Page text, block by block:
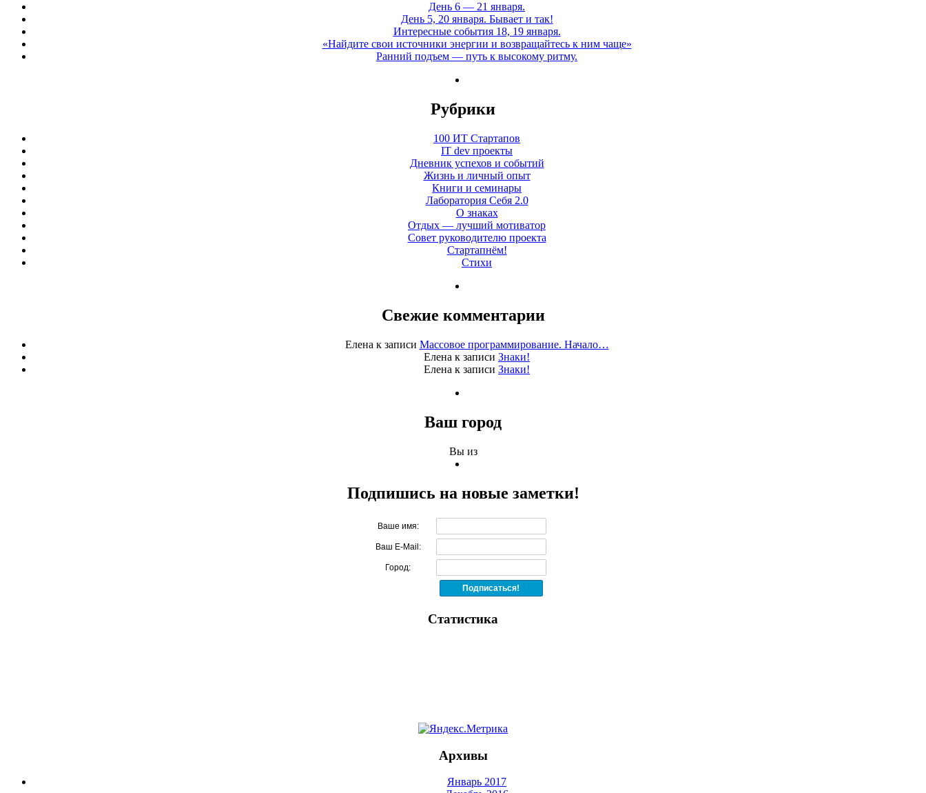
День 6 — 21 января.
День 5, 20 января. Бывает и так!
Интересные события 18, 19 января.
«Найдите свои источники энергии и возвращайтесь к ним чаще»
Ранний подъем — путь к высокому ритму.
Рубрики
100 ИТ Стартапов
IT dev проекты
Дневник успехов и событий
Жизнь и личный опыт
Книги и семинары
Лаборатория Себя 2.0
О знаках
Отдых — лучший мотиватор
Совет руководителю проекта
Стартапнём!
Стихи
Свежие комментарии
Елена к записи Массовое программирование. Начало…
Елена к записи Знаки!
Елена к записи Знаки!
Ваш город
Вы из
Подпишись на новые заметки!
Ваше имя:
Ваш E-Mail:
Город:
Статистика
Архивы
Январь 2017